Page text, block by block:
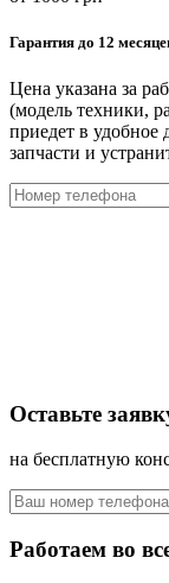
Гарантия до 12
Цена указана за
(модель техники,
приедет в удобное
запчасти и
Оставьте
на бесплатную
Работаем во